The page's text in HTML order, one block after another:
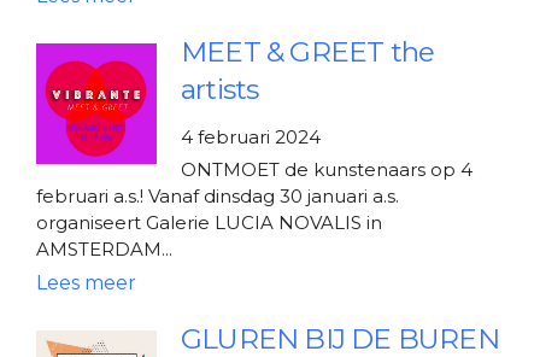
MEET & GREET the
artists
4 februari 2024
ONTMOET de kunstenaars op 4
februari a.s.! Vanaf dinsdag 30 januari a.s.
organiseert Galerie LUCIA NOVALIS in
AMSTERDAM...
GLUREN BIJ DE BUREN